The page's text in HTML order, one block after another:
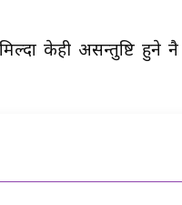
केही असन्तुष्टि हुने